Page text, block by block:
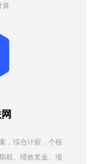
算
，综合计薪，个税
权、绩效奖金、项